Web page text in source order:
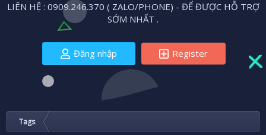
LIÊN HỆ : 0909.246.370 ( ZALO/PHONE) - ĐỂ ĐƯỢC HỖ TRỢ
SỚM NHẤT .
Đăng nhập Register
Tags